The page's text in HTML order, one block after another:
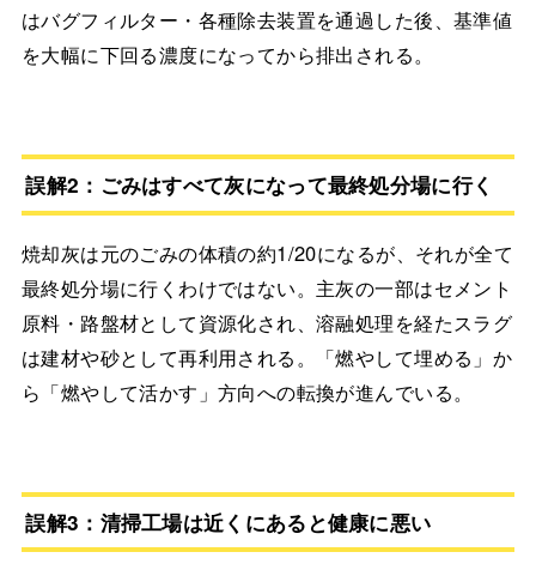
はバグフィルター・各種除去装置を通過した後、基準値
を大幅に下回る濃度になってから排出される。
誤解2：ごみはすべて灰になって最終処分場に行く
焼却灰は元のごみの体積の約1/20になるが、それが全て
最終処分場に行くわけではない。主灰の一部はセメント
原料・路盤材として資源化され、溶融処理を経たスラグ
は建材や砂として再利用される。「燃やして埋める」か
ら「燃やして活かす」方向への転換が進んでいる。
誤解3：清掃工場は近くにあると健康に悪い